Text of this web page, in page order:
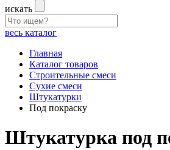
искать
весь каталог
Главная
Каталог товаров
Строительные смеси
Сухие смеси
Штукатурки
Под покраску
Штукатурка под